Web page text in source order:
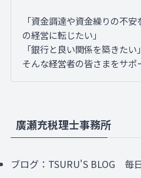
「資金調達や資金繰りの不
の経営に転じたい」
「銀行と良い関係を築きたい」
そんな経営者の皆さまをサポ
廣瀬充税理士事務所
ブログ： TSURU'S BLOG 毎